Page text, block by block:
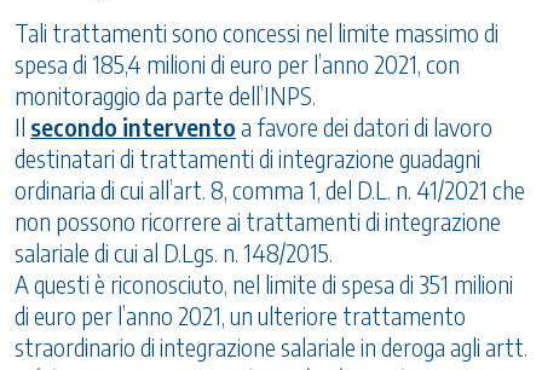
Tali trattamenti sono concessi nel limite massimo di
spesa di 185,4 milioni di euro per l’anno 2021, con
monitoraggio da parte dell’INPS.
Il secondo intervento a favore dei datori di lavoro
destinatari di trattamenti di integrazione guadagni
ordinaria di cui all’art. 8, comma 1, del D.L. n. 41/2021 che
non possono ricorrere ai trattamenti di integrazione
salariale di cui al D.Lgs. n. 148/2015.
A questi è riconosciuto, nel limite di spesa di 351 milioni
di euro per l’anno 2021, un ulteriore trattamento
straordinario di integrazione salariale in deroga agli artt.